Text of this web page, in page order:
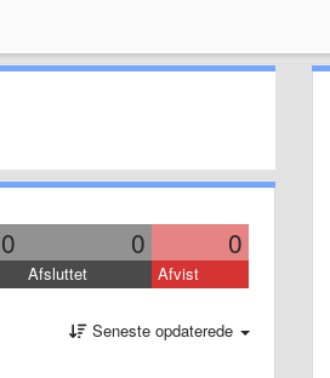
0 0 0
Afsluttet Afvist
Seneste opdaterede